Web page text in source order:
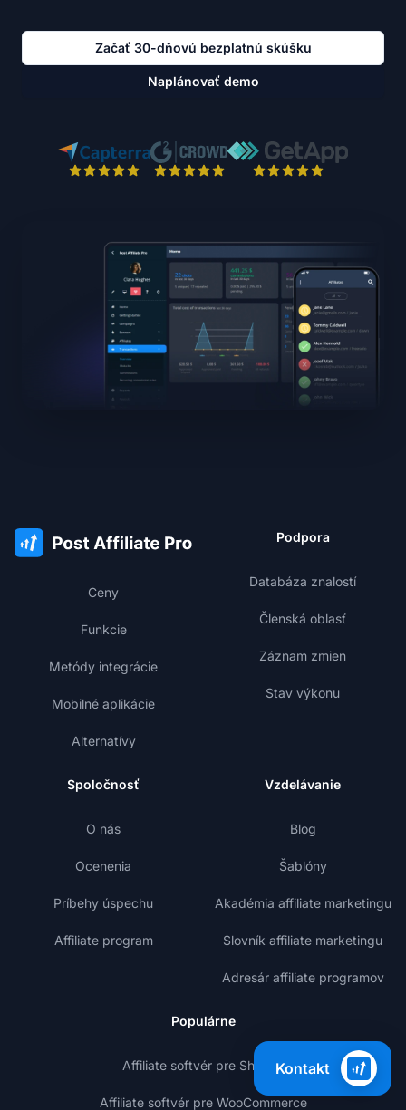
Začať 30-dňovú bezplatnú skúšku
Naplánovať demo
Ceny
Funkcie
Metódy integrácie
Mobilné aplikácie
Alternatívy
Podpora
Databáza znalostí
Členská oblasť
Záznam zmien
Stav výkonu
Spoločnosť
O nás
Ocenenia
Príbehy úspechu
Affiliate program
Vzdelávanie
Blog
Šablóny
Akadémia affiliate marketingu
Slovník affiliate marketingu
Adresár affiliate programov
Populárne
Affiliate softvér pre Shopify
Affiliate softvér pre WooCommerce
Kontakt